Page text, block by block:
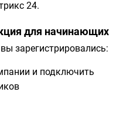
24.
для начинающих
зарегистрировались:
и подключить